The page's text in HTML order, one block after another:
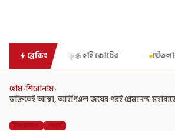
ব্রেকিং থেঁতলানো মাথা-গোপনাঙ্গে রড!
হোম›শিরোনাম›
ভক্তিতেই আস্থা, আইপিএল জয়ের পরই প্রেমানন্দ
শিরোনাম খেলা